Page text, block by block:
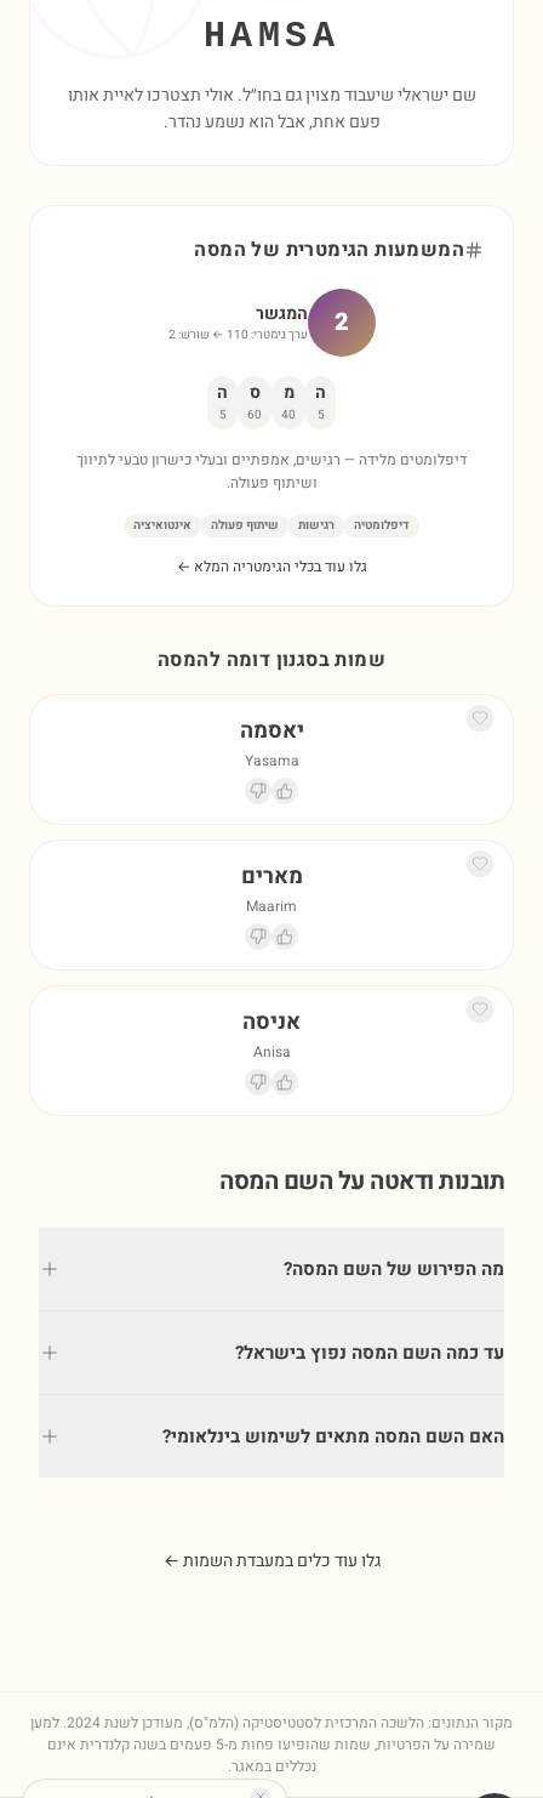
HAMSA
שם ישראלי שיעבוד מצוין גם בחו״ל. אולי תצטרכו לאיית אותו
פעם אחת, אבל הוא נשמע נהדר.
המשמעות הגימטרית של המסה
2 המגשר
ערך גימטרי: 110 ← שורש:2
ה
5
מ
40
ס
60
ה
5
דיפלומטים מלידה — רגישים, אמפתיים ובעלי כישרון טבעי לתיווך
ושיתוף פעולה.
דיפלומטיה רגישות שיתוף פעולה אינטואיציה
גלו עוד בכלי הגימטריה המלא ←
שמות בסגנון דומה להמסה
יאסמה
Yasama
מארים
Maarim
אניסה
Anisa
תובנות ודאטה על השם המסה
מה הפירוש של השם המסה?
עד כמה השם המסה נפוץ בישראל?
האם השם המסה מתאים לשימוש בינלאומי?
גלו עוד כלים במעבדת השמות ←
מקור הנתונים: הלשכה המרכזית לסטטיסטיקה (הלמ"ס), מעודכן לשנת2024. למען
שמירה על הפרטיות, שמות שהופיעו פחות מ-5 פעמים בשנה קלנדרית אינם
נכללים במאגר.